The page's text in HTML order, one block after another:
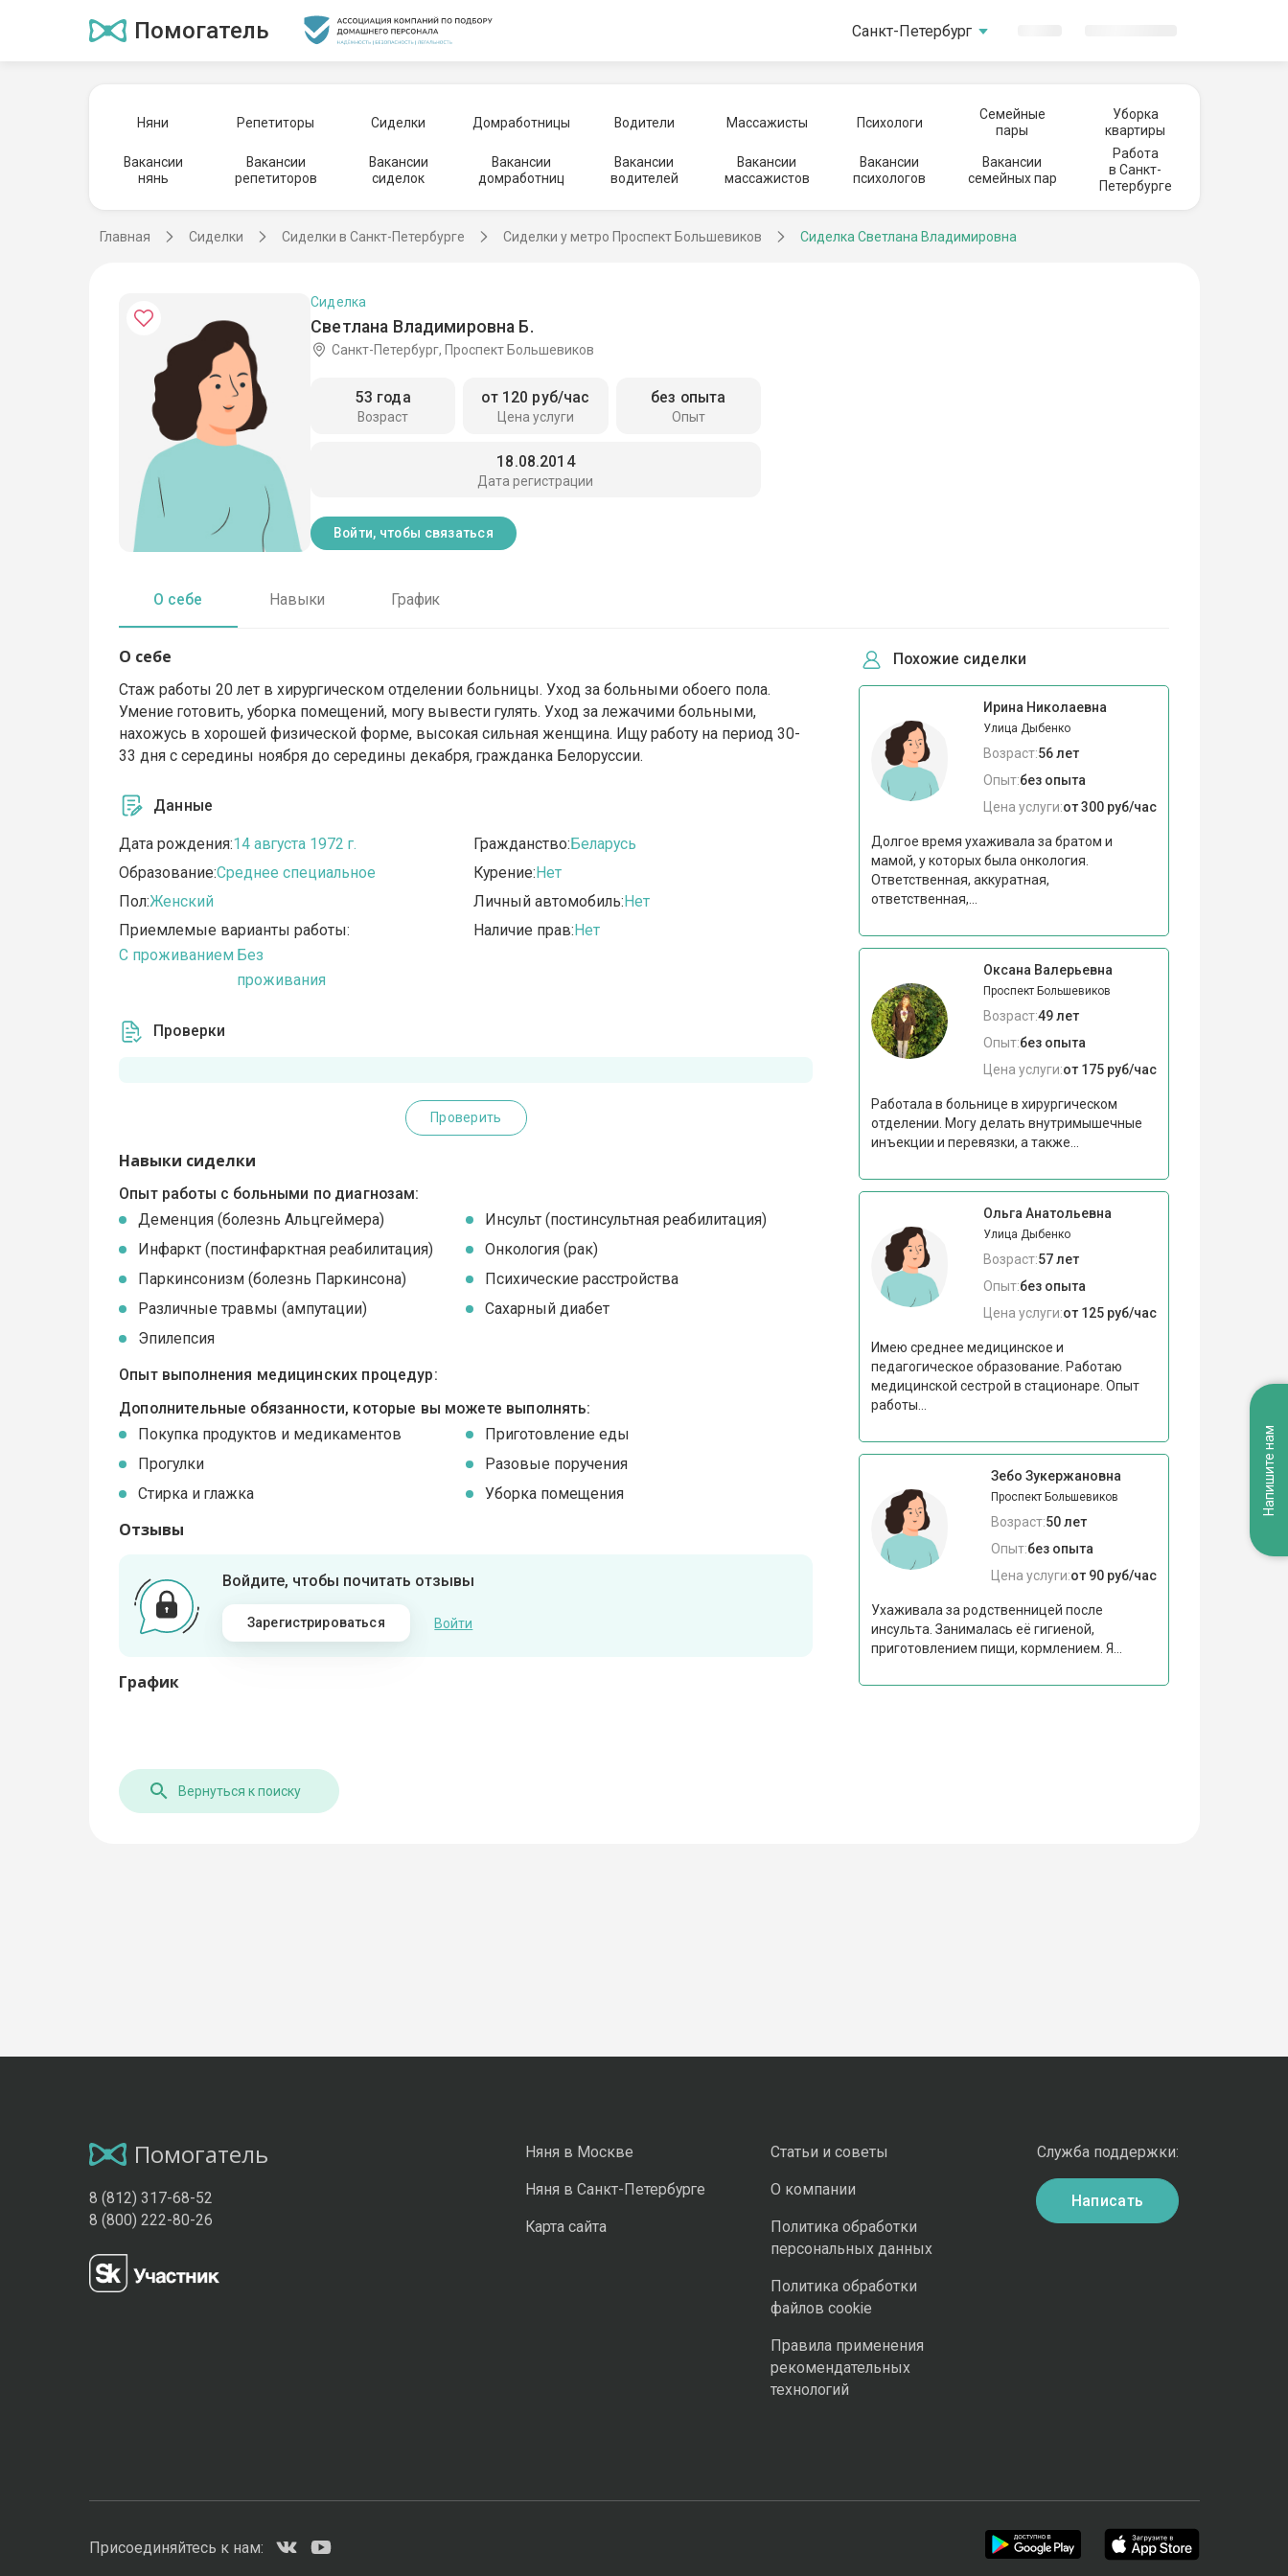
Помогатель Санкт-Петербург
Няни Репетиторы Сиделки Домработницы Водители Массажисты Психологи
Семейные
пары
Уборка
квартиры
Вакансии
нянь
Вакансии
репетиторов
Вакансии
сиделок
Вакансии
домработниц
Вакансии
водителей
Вакансии
массажистов
Вакансии
психологов
Вакансии
семейных пар
Работа
в Санкт-
Петербурге
Главная Сиделки Сиделки в Санкт-Петербурге Сиделки у метро Проспект Большевиков Сиделка Светлана Владимировна
Светлана Владимировна Б.
Сиделка
Санкт-Петербург, Проспект Большевиков
Возраст
53 года
Цена услуги
от 120 руб/час
Опыт
без опыта
Дата регистрации
18.08.2014
Войти, чтобы связаться
О себе Навыки График
О себе
Стаж работы 20 лет в хирургическом отделении больницы. Уход за больными обоего пола.
Умение готовить, уборка помещений, могу вывести гулять. Уход за лежачими больными,
нахожусь в хорошей физической форме, высокая сильная женщина. Ищу работу на период 30-
33 дня с середины ноября до середины декабря, гражданка Белоруссии.
Данные
Дата рождения:14 августа 1972 г.
Образование:Среднее специальное
Пол:Женский
Приемлемые варианты работы:
C проживанием Без
проживания
Гражданство:Беларусь
Курение:Нет
Личный автомобиль:Нет
Наличие прав:Нет
Проверки
Проверить
Навыки сиделки
Опыт работы с больными по диагнозам:
Деменция (болезнь Альцгеймера)
Инсульт (постинсультная реабилитация)
Инфаркт (постинфарктная реабилитация)
Онкология (рак)
Паркинсонизм (болезнь Паркинсона)
Психические расстройства
Различные травмы (ампутации)
Сахарный диабет
Эпилепсия
Опыт выполнения медицинских процедур:
Дополнительные обязанности, которые вы можете выполнять:
Покупка продуктов и медикаментов
Приготовление еды
Прогулки
Разовые поручения
Стирка и глажка
Уборка помещения
Отзывы
Войдите, чтобы почитать отзывы
Зарегистрироваться Войти
График
Похожие сиделки
Ирина Николаевна
Улица Дыбенко
Возраст:56 лет
Опыт:без опыта
Цена услуги:от 300 руб/час
Долгое время ухаживала за братом и
мамой, у которых была онкология.
Ответственная, аккуратная,
ответственная,...
Оксана Валерьевна
Проспект Большевиков
Возраст:49 лет
Опыт:без опыта
Цена услуги:от 175 руб/час
Работала в больнице в хирургическом
отделении. Могу делать внутримышечные
инъекции и перевязки, а также...
Ольга Анатольевна
Улица Дыбенко
Возраст:57 лет
Опыт:без опыта
Цена услуги:от 125 руб/час
Имею среднее медицинское и
педагогическое образование. Работаю
медицинской сестрой в стационаре. Опыт
работы...
Зебо Зукержановна
Проспект Большевиков
Возраст:50 лет
Опыт:без опыта
Цена услуги:от 90 руб/час
Ухаживала за родственницей после
инсульта. Занималась её гигиеной,
приготовлением пищи, кормлением. Я...
Вернуться к поиску
Помогатель
8 (812) 317-68-52
8 (800) 222-80-26
Няня в Москве
Няня в Санкт-Петербурге
Карта сайта
Статьи и советы
О компании
Политика обработки
персональных данных
Политика обработки
файлов cookie
Правила применения
рекомендательных
технологий
Служба поддержки:
Написать
Присоединяйтесь к нам:
Напишите нам